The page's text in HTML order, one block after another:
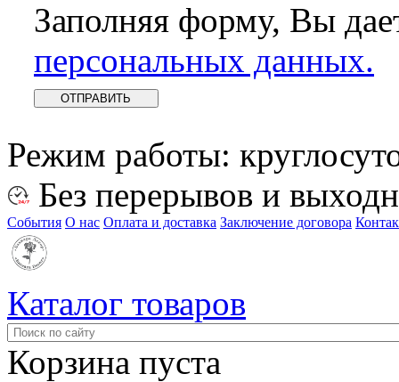
Заполняя форму, Вы
персональных данных.
Режим работы:
Без перерывов и
События О нас Оплата и доставка Заключение договора
Каталог товаров
Корзина пуста